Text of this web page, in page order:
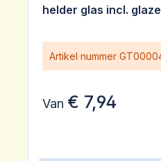
helder glas incl.
Artikel nummer
Van € 7,94